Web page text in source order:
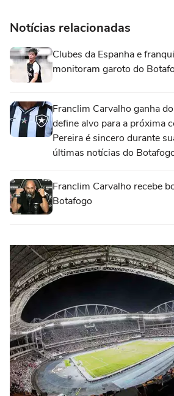
Notícias relacionadas
Clubes da Espanha e
monitoram garoto do
Franclim Carvalho ganha
define alvo para a próxima
Pereira é sincero durante
últimas notícias do
Franclim Carvalho recebe
Botafogo